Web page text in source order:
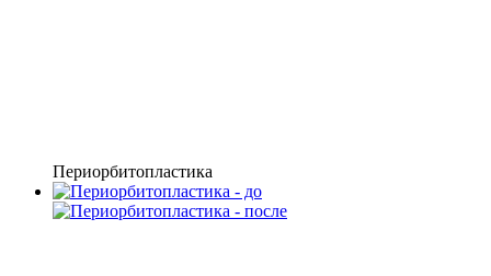
Периорбитопластика